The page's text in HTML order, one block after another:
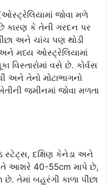
જોવા મળે
કારણ કે તેની ગરદન પર
અને ચાંચ પણ થોડી
અને મધ્ય ઓસ્ટ્રેલિયામાં
વસે છે. કોર્વસ
અને તેનો મોટાભાગનો
જમીનમાં જોવા મળતા
દક્ષિણ કેનેડા અને
તે આશરે 40-55cm માપે છે,
તેમાં બહુરંગી કાળા પીંછા